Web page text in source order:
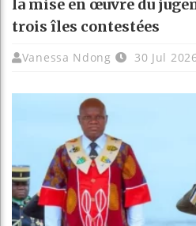
la mise en œuvre du
trois îles contestées
Vanessa Ndong 30 Jul 2026